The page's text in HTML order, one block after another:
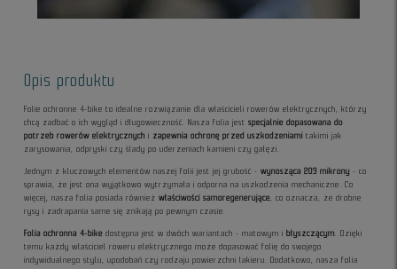
Opis produktu
Folie ochronne 4-bike to idealne rozwiązanie dla właścicieli rowerów elektrycznych, którzy
chcą zadbać o ich wygląd i długowieczność. Nasza folia jestspecjalnie dopasowana do
potrzeb rowerów elektrycznych i zapewnia ochronę przed uszkodzeniami takimi jak
zarysowania, odpryski czy ślady po uderzeniach kamieni czy gałęzi.
Jednym z kluczowych elementów naszej folii jest jej grubość -wynosząca 203 mikrony - co
sprawia, że jest onawyjątkowo wytrzymała i odporna na uszkodzenia mechaniczne. Co
więcej, nasza folia posiada równieżwłaściwości samoregenerujące
, co oznacza, że drobne
rysy i zadrapania same się znikają po pewnym czasie.
Folia ochronna 4-bike dostępna jest w dwóch wariantach - matowym i błyszczącym
. Dzięki
temu każdy właściciel roweru elektrycznego może dopasować folię do swojego
indywidualnego stylu, upodobań czy rodzaju powierzchni lakieru. Dodatkowo, nasza folia